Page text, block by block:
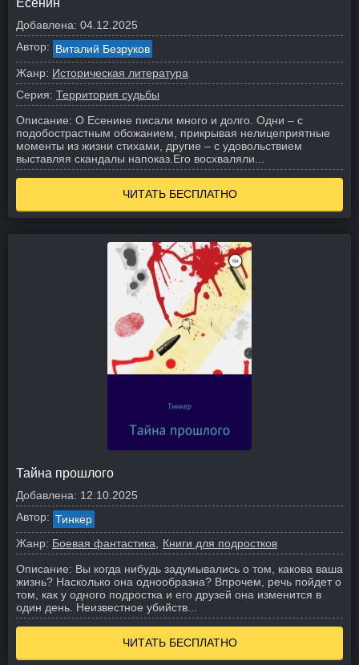
Есенин
Добавлена: 04.12.2025
Автор: Виталий Безруков
Жанр: Историческая литература
Серия: Территория судьбы
Описание: О Есенине писали много и долго. Одни – с
подобострастным обожанием, прикрывая нелицеприятные
моменты из жизни стихами, другие – с удовольствием
выставляя скандалы напоказ. Его восхваляли...
ЧИТАТЬ БЕСПЛАТНО
Тайна прошлого
Добавлена: 12.10.2025
Автор: Тинкер
Жанр: Боевая фантастика
Книги для подростков
Описание: Вы когда нибудь задумывались о том, какова ваша
жизнь? Насколько она однообразна? Впрочем, речь пойдет о
том, как у одного подростка и его друзей она изменится в
один день. Неизвестное убийств...
ЧИТАТЬ БЕСПЛАТНО